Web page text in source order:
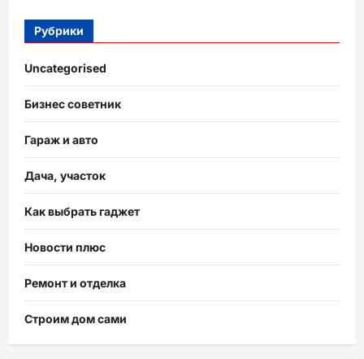
Рубрики
Uncategorised
Бизнес советник
Гараж и авто
Дача, участок
Как выбрать гаджет
Новости плюс
Ремонт и отделка
Строим дом сами